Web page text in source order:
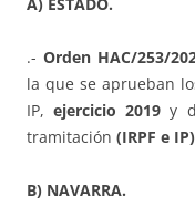
A) ESTADO.
.- Orden HAC/253/
la que se aprueban
IP,ejercicio 2019 y
tramitación (IRPF e
B) NAVARRA.